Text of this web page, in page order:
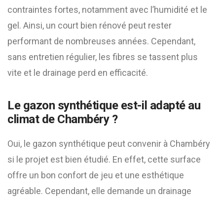
contraintes fortes, notamment avec l’humidité et le
gel. Ainsi, un court bien rénové peut rester
performant de nombreuses années. Cependant,
sans entretien régulier, les fibres se tassent plus
vite et le drainage perd en efficacité.
Le gazon synthétique est-il adapté au
climat de Chambéry ?
Oui, le gazon synthétique peut convenir à Chambéry
si le projet est bien étudié. En effet, cette surface
offre un bon confort de jeu et une esthétique
agréable. Cependant, elle demande un drainage